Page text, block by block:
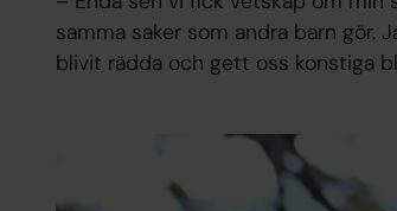
samma saker som andra barn gör.
blivit rädda och gett oss konstiga